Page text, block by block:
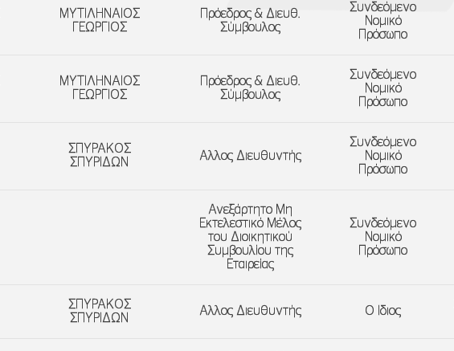
ΜΥΤΙΛΗΝΑΙΟΣ
ΓΕΩΡΓΙΟΣ
Πρόεδρος & Διευθ.
Σύμβουλος
Συνδεόμενο
Νομικό
Πρόσωπο
ΜΥΤΙΛΗΝΑΙΟΣ
ΓΕΩΡΓΙΟΣ
Πρόεδρος & Διευθ.
Σύμβουλος
Συνδεόμενο
Νομικό
Πρόσωπο
ΣΠΥΡΑΚΟΣ
ΣΠΥΡΙΔΩΝ
Aλλος Διευθυντής
Συνδεόμενο
Νομικό
Πρόσωπο
Ανεξάρτητο Μη
Εκτελεστικό Μέλος
του Διοικητικού
Συμβουλίου της
Εταιρείας
Συνδεόμενο
Νομικό
Πρόσωπο
ΣΠΥΡΑΚΟΣ
ΣΠΥΡΙΔΩΝ
Aλλος Διευθυντής Ο Ιδιος